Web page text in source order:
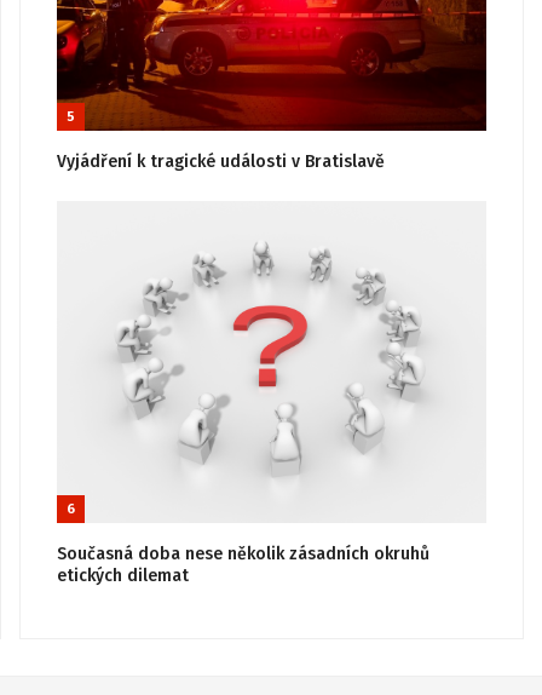
5
Vyjádření k tragické události v Bratislavě
6
Současná doba nese několik zásadních okruhů
etických dilemat